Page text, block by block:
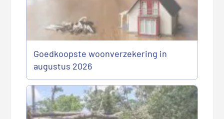
Goedkoopste woonverzekering in
augustus 2026